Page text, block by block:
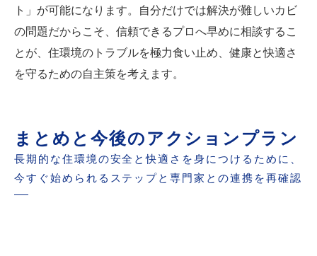
ト」が可能になります。自分だけでは解決が難しいカビ
の問題だからこそ、信頼できるプロへ早めに相談するこ
とが、住環境のトラブルを極力食い止め、健康と快適さ
を守るための自主策を考えます。
まとめと今後のアクションプラン
長期的な住環境の安全と快適さを身につけるために、
今すぐ始められるステップと専門家との連携を再確認